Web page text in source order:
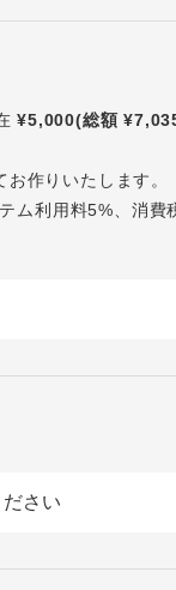
¥5,000(総額
作りいたします。
ム利用料5%、消費